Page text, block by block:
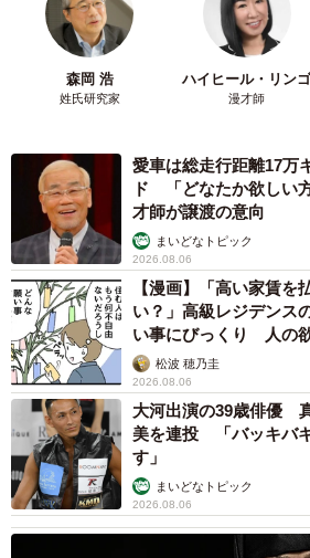
その後も息子がどんな気持ちなのか選択肢で
をするるしこさん （るしこさん提供）
ますか？
実は私もイライラしますし、怒らな
います（笑）。でもイライラの原因
のものではなく「話が通じない」と
の？」という自分の中の不安や怒り
気づくだけでも少し変わるかなと思っ
あとは自分が冷静でないと感じたと
離を置いたり、自分の気持ちを振り
しています。親の発言や態度は特に
な影響を与えるので、慎重すぎるく
っています。
森岡 浩
姓氏研究家
ハイヒール・リン
漫才師
愛車は総走行距離17万
ド 「どなたか欲しい
才師が譲渡の意向
まいどなトピック
2026.08.06
【漫画】「高い家賃を
い？」高級レジデンス
い事にびっくり 人の
松波 穂乃圭
2026.08.06
大河出演の39歳俳優
美を連投 「バッキバ
す」
まいどなトピック
2026.08.06